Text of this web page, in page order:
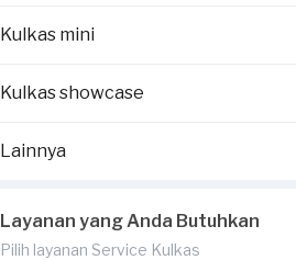
Kulkas mini
Kulkas showcase
Lainnya
Layanan yang Anda Butuhkan
Pilih layanan Service Kulkas